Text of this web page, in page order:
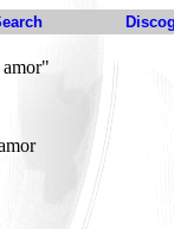
amor"